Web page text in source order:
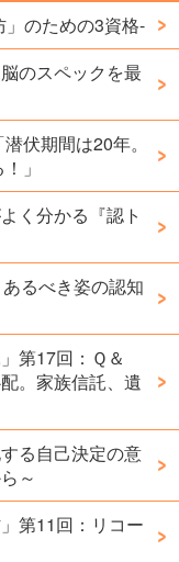
のための3資格-
のスペックを最
伏期間は20年。
」
く分かる『認ト
るべき姿の認知
第17回：Ｑ＆
。家族信託、遺
る自己決定の意
～
第11回：リコー